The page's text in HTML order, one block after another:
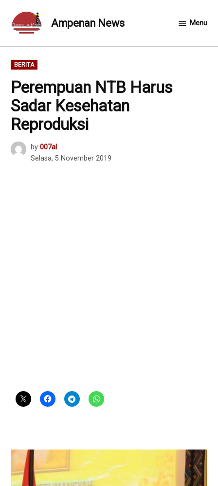
content
Ampenan News Menu
POSTED
IN
BERITA
Perempuan NTB Harus
Sadar Kesehatan
Reproduksi
by 007al
Selasa, 5 November 2019